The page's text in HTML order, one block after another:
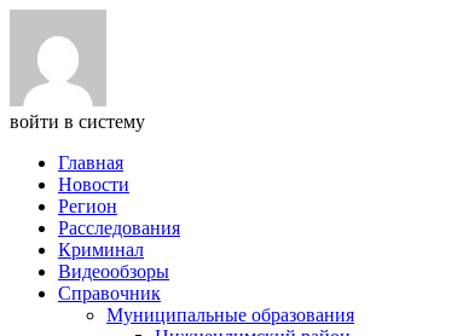
войти в систему
Главная
Новости
Регион
Расследования
Криминал
Видеообзоры
Справочник
Муниципальные образования